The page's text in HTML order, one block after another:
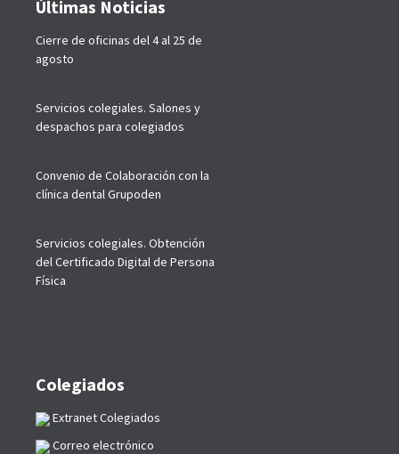
Últimas Noticias
Cierre de oficinas del 4 al 25 de
agosto
Servicios colegiales. Salones y
despachos para colegiados
Convenio de Colaboración con la
clínica dental Grupoden
Servicios colegiales. Obtención
del Certificado Digital de Persona
Física
Colegiados
Extranet Colegiados
Correo electrónico